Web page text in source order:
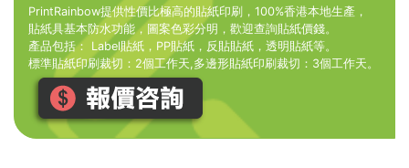
PrintRainbow提供性價比極高的貼紙印刷，100%香港本地生產，
貼紙具基本防水功能，圖案色彩分明，歡迎查詢貼紙價錢。
產品包括： Label貼紙，PP貼紙，反貼貼紙，透明貼紙等。
標準貼紙印刷裁切：2個工作天,多邊形貼紙印刷裁切：3個工作天。